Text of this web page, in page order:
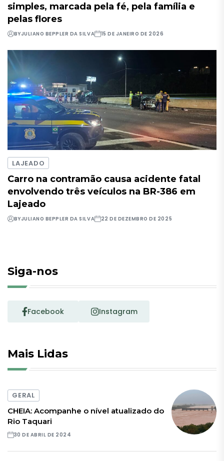
simples, marcada pela fé, pela família e
pelas flores
BYJULIANO BEPPLER DA SILVA 15 DE JANEIRO DE 2026
LAJEADO
Carro na contramão causa acidente fatal
envolvendo três veículos na BR-386 em
Lajeado
BYJULIANO BEPPLER DA SILVA 22 DE DEZEMBRO DE 2025
Siga-nos
Facebook Instagram
Mais Lidas
GERAL
CHEIA: Acompanhe o nível atualizado do
Rio Taquari
30 DE ABRIL DE 2024